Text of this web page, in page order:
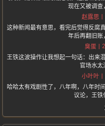
现在又被调查
赵露思
这种新闻最有意思，看完后觉得反腐
年后再翻旧账
臭蛋
王铁这波操作让我想起一句话：出来
官场水太
小叶叶
哈哈太有戏剧性了，八年啊，八年时
议论，王铁